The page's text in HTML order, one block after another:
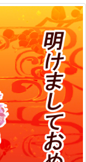
i
g
a
t
i
o
n